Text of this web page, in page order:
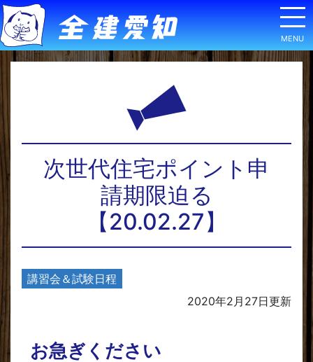
次世代住宅ポイント申
請期限迫る
【20.02.27】
講習会＆試験日程
2020年2月27日更新
お急ぎください